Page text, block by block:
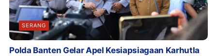
SERANG
Polda Banten Gelar Apel Kesiapsiagaan Karhutla